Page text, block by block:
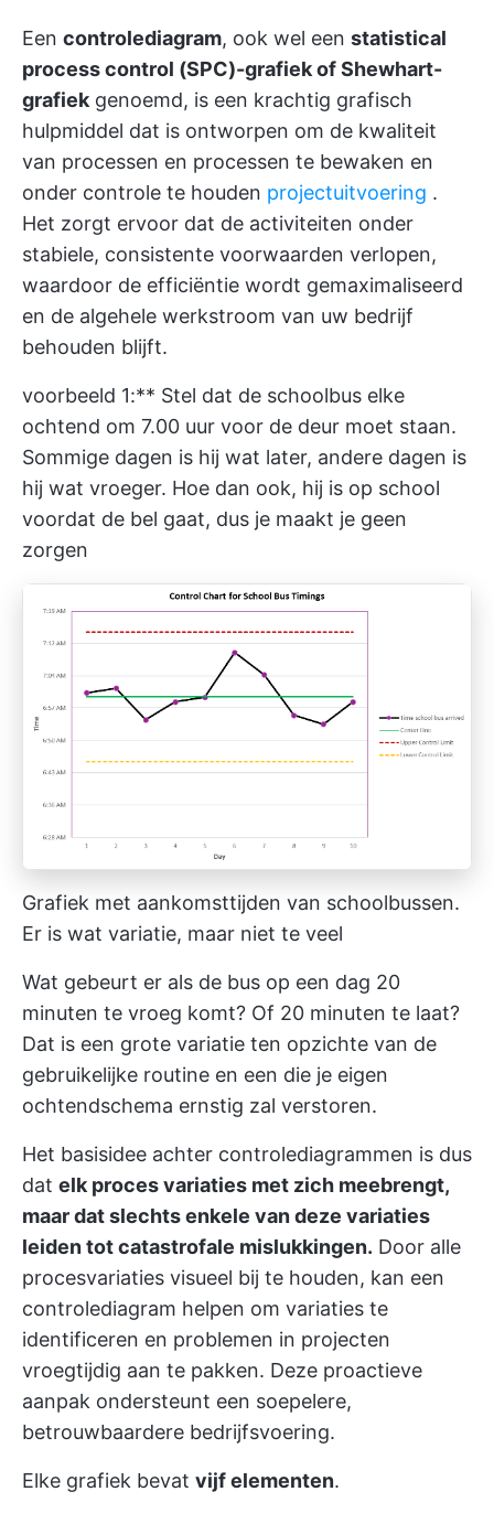
Een controlediagram, ook wel een statistical
process control (SPC)-grafiek of Shewhart-
grafiek genoemd, is een krachtig grafisch
hulpmiddel dat is ontworpen om de kwaliteit
van processen en processen te bewaken en
onder controle te houden projectuitvoering .
Het zorgt ervoor dat de activiteiten onder
stabiele, consistente voorwaarden verlopen,
waardoor de efficiëntie wordt gemaximaliseerd
en de algehele werkstroom van uw bedrijf
behouden blijft.
voorbeeld 1:** Stel dat de schoolbus elke
ochtend om 7.00 uur voor de deur moet staan.
Sommige dagen is hij wat later, andere dagen is
hij wat vroeger. Hoe dan ook, hij is op school
voordat de bel gaat, dus je maakt je geen
zorgen
Grafiek met aankomsttijden van schoolbussen.
Er is wat variatie, maar niet te veel
Wat gebeurt er als de bus op een dag 20
minuten te vroeg komt? Of 20 minuten te laat?
Dat is een grote variatie ten opzichte van de
gebruikelijke routine en een die je eigen
ochtendschema ernstig zal verstoren.
Het basisidee achter controlediagrammen is dus
dat elk proces variaties met zich meebrengt,
maar dat slechts enkele van deze variaties
leiden tot catastrofale mislukkingen. Door alle
procesvariaties visueel bij te houden, kan een
controlediagram helpen om variaties te
identificeren en problemen in projecten
vroegtijdig aan te pakken. Deze proactieve
aanpak ondersteunt een soepelere,
betrouwbaardere bedrijfsvoering.
Elke grafiek bevat vijf elementen.